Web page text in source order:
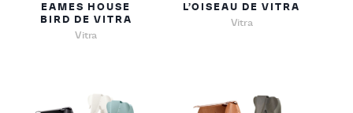
EAMES HOUSE
BIRD DE VITRA
Vitra
L’OISEAU DE VITRA
Vitra